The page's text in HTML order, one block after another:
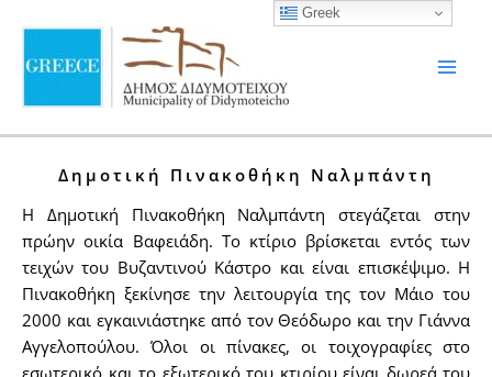
περιεχόμενο
περιεχόμενο
Δημοτική Πινακοθήκη Ναλμπάντη
Η Δημοτική Πινακοθήκη Ναλμπάντη στεγάζεται στην
πρώην οικία Βαφειάδη. Το κτίριο βρίσκεται εντός των
τειχών του Βυζαντινού Κάστρο και είναι επισκέψιμο. Η
Πινακοθήκη ξεκίνησε την λειτουργία της τον Μάιο του
2000 και εγκαινιάστηκε από τον Θεόδωρο και την Γιάννα
Αγγελοπούλου. Όλοι οι πίνακες, οι τοιχογραφίες στο
εσωτερικό και το εξωτερικό του κτιρίου είναι δωρεά του
Greek